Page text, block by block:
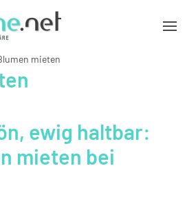
mieten
ewig haltbar:
mieten bei